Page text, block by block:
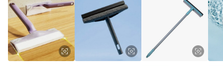
價券等虛擬貨幣折抵 4. 大宗採購或批發轉賣不具回饋資格： 如
有相關事證認定您為大宗採購、批發轉賣而非最終消費使用者，
相關認定以Yahoo購物中心之認定為準